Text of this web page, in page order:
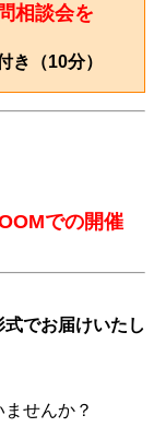
相談会を
き（10分）
での開催
でお届けいたし
せんか？